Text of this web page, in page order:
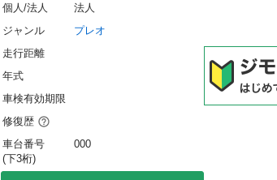
個人/法人
法人
ジャンル
プレオ
走行距離
年式
車検有効期限
修復歴
車台番号
(下3桁)
000